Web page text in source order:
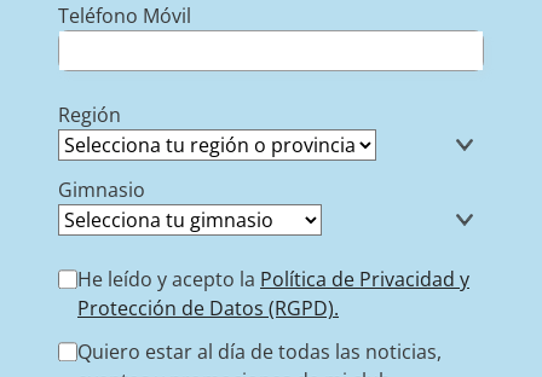
Teléfono Móvil
Región
Gimnasio
He leído y acepto la Política de Privacidad y
Protección de Datos (RGPD).
Quiero estar al día de todas las noticias,